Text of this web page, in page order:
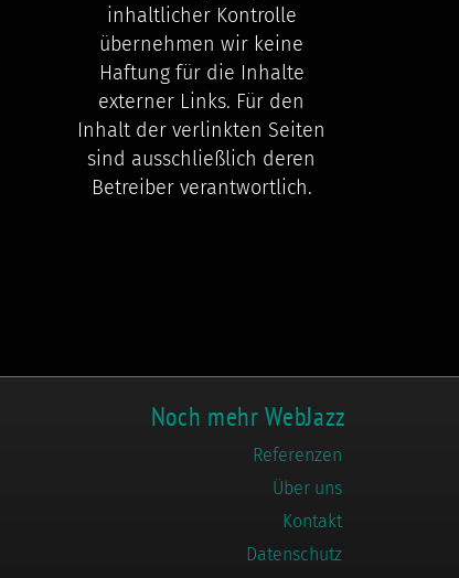
inhaltlicher Kontrolle
übernehmen wir keine
Haftung für die Inhalte
externer Links. Für den
Inhalt der verlinkten Seiten
sind ausschließlich deren
Betreiber verantwortlich.
Noch mehr WebJazz
Referenzen
Über uns
Kontakt
Datenschutz